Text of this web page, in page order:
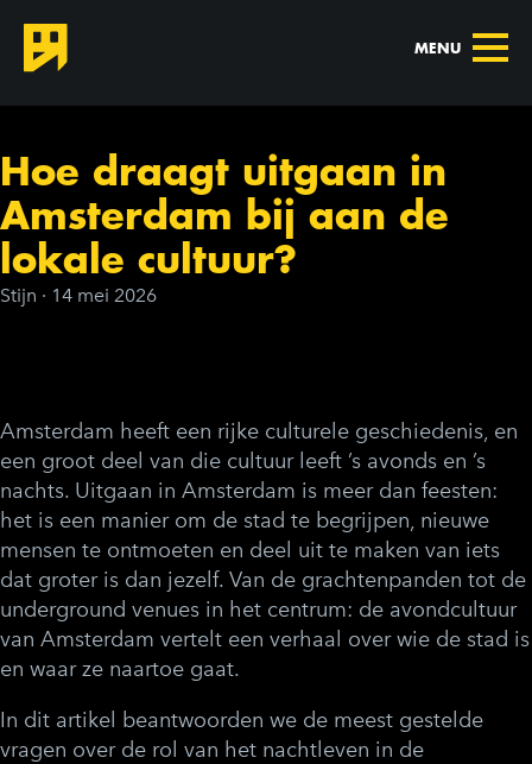
MENU
Hoe draagt uitgaan in
Amsterdam bij aan de
lokale cultuur?
Stijn · 14 mei 2026
Amsterdam heeft een rijke culturele geschiedenis, en
een groot deel van die cultuur leeft ’s avonds en ’s
nachts. Uitgaan in Amsterdam is meer dan feesten:
het is een manier om de stad te begrijpen, nieuwe
mensen te ontmoeten en deel uit te maken van iets
dat groter is dan jezelf. Van de grachtenpanden tot de
underground venues in het centrum: de avondcultuur
van Amsterdam vertelt een verhaal over wie de stad is
en waar ze naartoe gaat.
In dit artikel beantwoorden we de meest gestelde
vragen over de rol van het nachtleven in de